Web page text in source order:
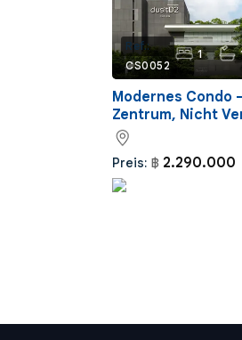
Ref.:
CS0052
1
Modernes Condo
Zentrum, Nicht
Preis: ฿ 2.290.000